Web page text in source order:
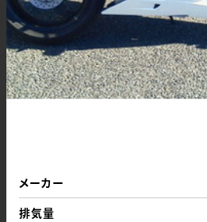
メーカー
排気量